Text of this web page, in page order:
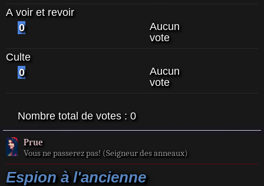
A voir et revoir
0
Aucun
vote
Culte
0
Aucun
vote
Nombre total de votes : 0
Prue
Vous ne passerez pas! (Seigneur des anneaux)
Espion à l'ancienne